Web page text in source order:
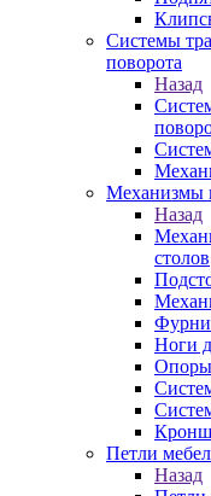
Системы
поворота
Назад
Механизмы
Назад
столов
Ноги
Опоры
Петли
Назад